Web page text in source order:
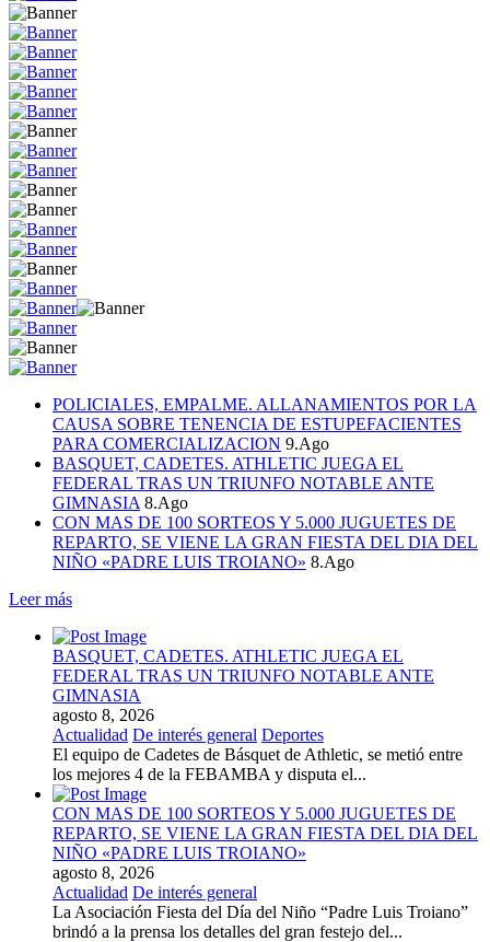
POLICIALES, EMPALME. ALLANAMIENTOS POR LA
CAUSA SOBRE TENENCIA DE ESTUPEFACIENTES
PARA COMERCIALIZACION 9.Ago
BASQUET, CADETES. ATHLETIC JUEGA EL
FEDERAL TRAS UN TRIUNFO NOTABLE ANTE
GIMNASIA 8.Ago
CON MAS DE 100 SORTEOS Y 5.000 JUGUETES DE
REPARTO, SE VIENE LA GRAN FIESTA DEL DIA DEL
NIÑO «PADRE LUIS TROIANO» 8.Ago
Leer más
BASQUET, CADETES. ATHLETIC JUEGA EL
FEDERAL TRAS UN TRIUNFO NOTABLE ANTE
GIMNASIA
agosto 8, 2026
Actualidad De interés general Deportes
El equipo de Cadetes de Básquet de Athletic, se metió entre
los mejores 4 de la FEBAMBA y disputa el...
CON MAS DE 100 SORTEOS Y 5.000 JUGUETES DE
REPARTO, SE VIENE LA GRAN FIESTA DEL DIA DEL
NIÑO «PADRE LUIS TROIANO»
agosto 8, 2026
Actualidad De interés general
La Asociación Fiesta del Día del Niño “Padre Luis Troiano”
brindó a la prensa los detalles del gran festejo del...